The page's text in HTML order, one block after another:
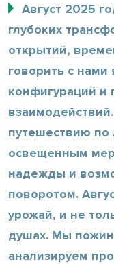
Август 2025
глубоких
открытий,
говорить с
конфигураций и
путешествию по
освещенным
надежды и
поворотом.
урожай, и не
душах. Мы
анализируем